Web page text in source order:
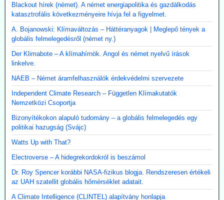
Blackout hírek (német). A német energiapolitika és gazdálkodás
katasztrofális következményeire hívja fel a figyelmet.
A. Bojanowski: Klímaváltozás – Háttéranyagok | Meglepő tények a
globális felmelegedésről (német ny.)
Der Klimabote – A klímahírnök. Angol és német nyelvű írások
linkelve.
NAEB – Német áramfelhasználók érdekvédelmi szervezete
Independent Climate Research – Független Klímakutatók
Nemzetközi Csoportja
Bizonyítékokon alapuló tudomány – a globális felmelegedés egy
politikai hazugság (Svájc)
Watts Up with That?
Electroverse – A hidegrekordokról is beszámol
Dr. Roy Spencer korábbi NASA-fizikus blogja. Rendszeresen értékeli
az UAH szatellit globális hőmérséklet adatait.
A Climate Intelligence (CLINTEL) alapítvány honlapja